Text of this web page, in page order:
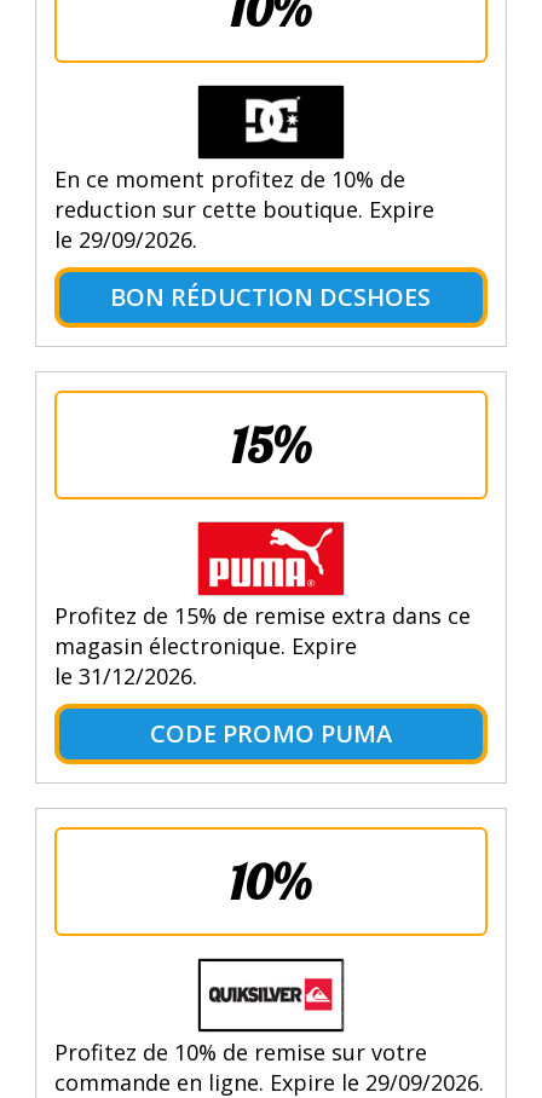
En ce moment profitez de 10% de
reduction sur cette boutique. Expire
le 29/09/2026.
BON RÉDUCTION DCSHOES
15%
Profitez de 15% de remise extra dans ce
magasin électronique. Expire
le 31/12/2026.
CODE PROMO PUMA
10%
Profitez de 10% de remise sur votre
commande en ligne. Expire le 29/09/2026.